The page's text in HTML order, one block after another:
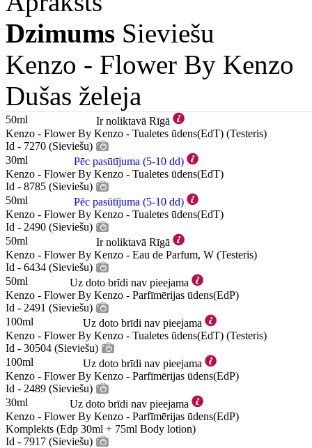
Dzimums Sieviešu
Kenzo - Flower By Kenzo
Dušas želeja
50ml
Ir noliktavā Rīgā
Kenzo - Flower By Kenzo - Tualetes ūdens(EdT) (Testeris)
Id - 7270 (Sieviešu)
30ml
Pēc pasūtījuma (5-10 dd)
Kenzo - Flower By Kenzo - Tualetes ūdens(EdT)
Id - 8785 (Sieviešu)
50ml
Pēc pasūtījuma (5-10 dd)
Kenzo - Flower By Kenzo - Tualetes ūdens(EdT)
Id - 2490 (Sieviešu)
50ml
Ir noliktavā Rīgā
Kenzo - Flower By Kenzo - Eau de Parfum, W (Testeris)
Id - 6434 (Sieviešu)
50ml
Uz doto brīdi nav pieejama
Kenzo - Flower By Kenzo - Parfīmērijas ūdens(EdP)
Id - 2491 (Sieviešu)
100ml
Uz doto brīdi nav pieejama
Kenzo - Flower By Kenzo - Tualetes ūdens(EdT) (Testeris)
Id - 30504 (Sieviešu)
100ml
Uz doto brīdi nav pieejama
Kenzo - Flower By Kenzo - Parfīmērijas ūdens(EdP)
Id - 2489 (Sieviešu)
30ml
Uz doto brīdi nav pieejama
Kenzo - Flower By Kenzo - Parfīmērijas ūdens(EdP)
Komplekts (Edp 30ml + 75ml Body lotion)
Id - 7917 (Sieviešu)